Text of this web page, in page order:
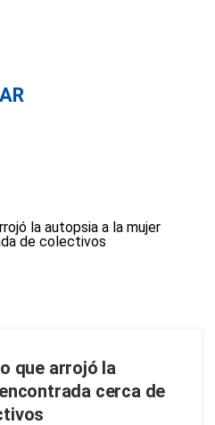
que arrojó la
cerca de